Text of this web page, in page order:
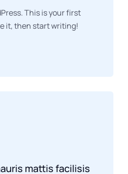
This is your first
it, then start writing!
mattis facilisis